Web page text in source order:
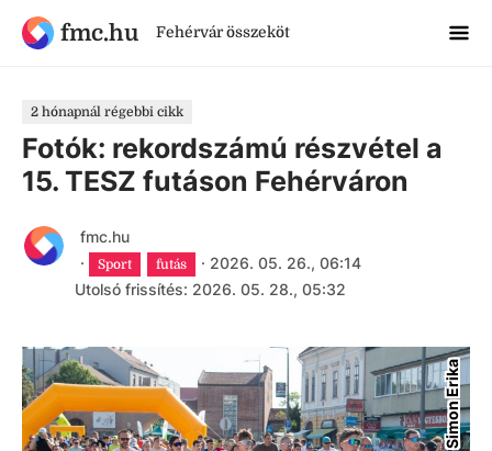
fmc.hu Fehérvár összeköt
2 hónapnál régebbi cikk
Fotók: rekordszámú részvétel a
15. TESZ futáson Fehérváron
fmc.hu
·
Sport futás · 2026. 05. 26., 06:14
Utolsó frissítés: 2026. 05. 28., 05:32
Simon Erika